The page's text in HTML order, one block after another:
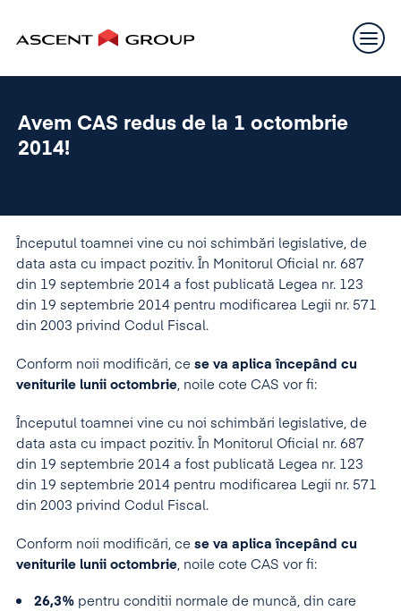
Avem CAS redus de la 1 octombrie
2014!
Începutul toamnei vine cu noi schimbări legislative, de
data asta cu impact pozitiv. În Monitorul Oficial nr. 687
din 19 septembrie 2014 a fost publicată Legea nr. 123
din 19 septembrie 2014 pentru modificarea Legii nr. 571
din 2003 privind Codul Fiscal.
Conform noii modificări, ce se va aplica începând cu
veniturile lunii octombrie, noile cote CAS vor fi:
Începutul toamnei vine cu noi schimbări legislative, de
data asta cu impact pozitiv. În Monitorul Oficial nr. 687
din 19 septembrie 2014 a fost publicată Legea nr. 123
din 19 septembrie 2014 pentru modificarea Legii nr. 571
din 2003 privind Codul Fiscal.
Conform noii modificări, ce se va aplica începând cu
veniturile lunii octombrie, noile cote CAS vor fi:
26,3% pentru conditii normale de muncă, din care